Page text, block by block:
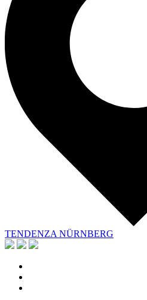
TENDENZA NÜRNBERG